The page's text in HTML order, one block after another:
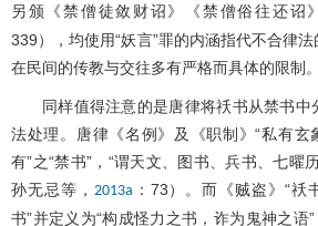
另颁《禁僧徒敛财诏》《禁僧俗往还诏
339），均使用“妖言”罪的内涵指代不合律
在民间的传教与交往多有严格而具体的限制。
同样值得注意的是唐律将祅书从禁书中
法处理。唐律《名例》及《职制》“私有玄
有”之“禁书”，“谓天文、图书、兵书、七曜
孙无忌等， 2013a ：73）。而《贼盗》“祅
书”并定义为“构成怪力之书，诈为鬼神之语